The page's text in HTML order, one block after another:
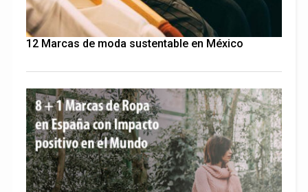
12 Marcas de moda sustentable en México